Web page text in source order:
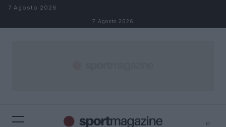
Salta al contenuto
7 Agosto 2026
7 Agosto 2026
⌕